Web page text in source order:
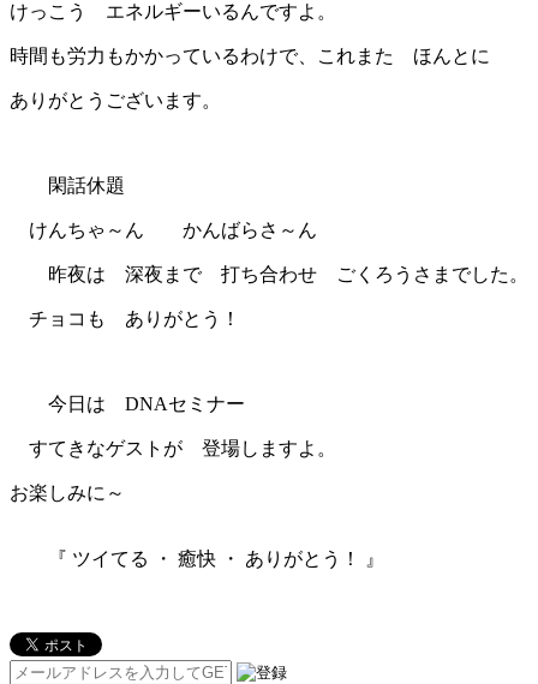
けっこう エネルギーいるんですよ。
時間も労力もかかっているわけで、これまた ほんとに
ありがとうございます。
閑話休題
けんちゃ～ん かんばらさ～ん
昨夜は 深夜まで 打ち合わせ ごくろうさまでした。
チョコも ありがとう！
今日は DNAセミナー
すてきなゲストが 登場しますよ。
お楽しみに～
『 ツイてる ・ 癒快 ・ ありがとう！ 』